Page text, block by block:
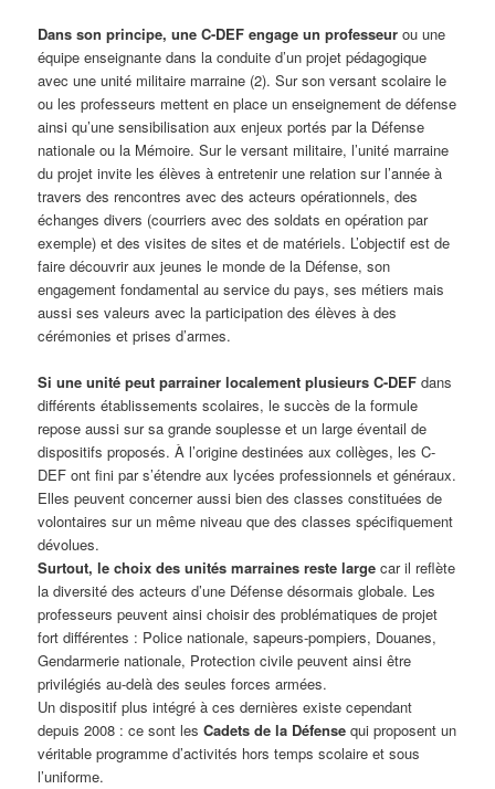
Dans son principe, une C-DEF engage un professeurou une
équipe enseignante dans la conduite d’un projet pédagogique
avec une unité militaire marraine (2). Sur son versant scolaire le
ou les professeurs mettent en place un enseignement de défense
ainsi qu’une sensibilisation aux enjeux portés par la Défense
nationale ou la Mémoire. Sur le versant militaire, l’unité marraine
du projet invite les élèves à entretenir une relation sur l’année à
travers des rencontres avec des acteurs opérationnels, des
échanges divers (courriers avec des soldats en opération par
exemple) et des visites de sites et de matériels. L’objectif est de
faire découvrir aux jeunes le monde de la Défense, son
engagement fondamental au service du pays, ses métiers mais
aussi ses valeurs avec la participation des élèves à des
cérémonies et prises d’armes.
Si une unité peut parrainer localement plusieurs C-DEFdans
différents établissements scolaires, le succès de la formule
repose aussi sur sa grande souplesse et un large éventail de
dispositifs proposés. À l’origine destinées aux collèges, les C-
DEF ont fini par s’étendre aux lycées professionnels et généraux.
Elles peuvent concerner aussi bien des classes constituées de
volontaires sur un même niveau que des classes spécifiquement
dévolues.
Surtout, le choix des unités marraines reste large car il reflète
la diversité des acteurs d’une Défense désormais globale. Les
professeurs peuvent ainsi choisir des problématiques de projet
fort différentes : Police nationale, sapeurs-pompiers, Douanes,
Gendarmerie nationale, Protection civile peuvent ainsi être
privilégiés au-delà des seules forces armées.
Un dispositif plus intégré à ces dernières existe cependant
depuis 2008 : ce sont lesCadets de la Défense qui proposent un
véritable programme d’activités hors temps scolaire et sous
l’uniforme.